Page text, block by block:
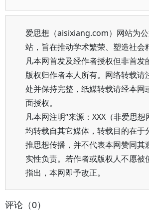
爱思想（aisixiang.com）网站为
站，旨在推动学术繁荣、塑造社会
凡本网首发及经作者授权但非首发
版权归作者本人所有。网络转载请
处并保持完整，纸媒转载请经本网
面授权。
凡本网注明“来源：XXX（非爱思想
均转载自其它媒体，转载目的在于
推思想传播，并不代表本网赞同其
实性负责。若作者或版权人不愿被
指出，本网即予改正。
评论（0）